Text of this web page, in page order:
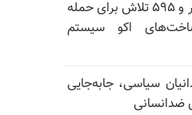
۱۴ میلیون و ۶۲۸ هزار و ۵۹۵ تلاش برای حمله
اکو سیستم
سیاسی، جابه‌جایی
ضدانسانی